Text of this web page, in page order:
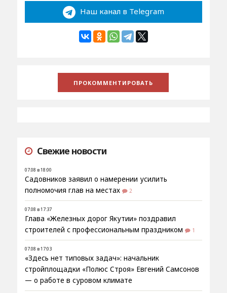
Наш канал в Telegram
Свежие новости
07.08 в 18:00
Садовников заявил о намерении усилить
полномочия глав на местах
2
07.08 в 17:37
Глава «Железных дорог Якутии» поздравил
строителей с профессиональным праздником
1
07.08 в 17:03
«Здесь нет типовых задач»: начальник
стройплощадки «Полюс Строя» Евгений Самсонов
— о работе в суровом климате